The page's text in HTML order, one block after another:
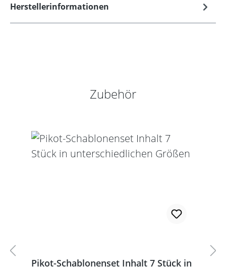
Herstellerinformationen
Produktgalerie überspringen
Zubehör
Pikot-Schablonenset Inhalt 7 Stück in